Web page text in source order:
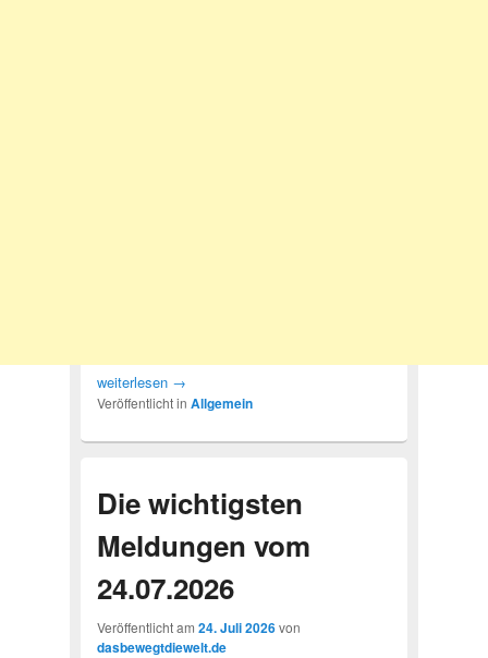
weiterlesen →
Veröffentlicht in Allgemein
Die wichtigsten
Meldungen vom
24.07.2026
Veröffentlicht am 24. Juli 2026von
dasbewegtdiewelt.de